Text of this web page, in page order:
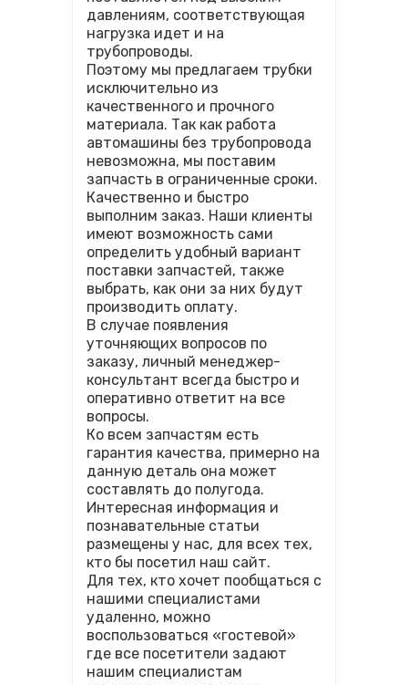
давлениям, соответствующая
нагрузка идет и на
трубопроводы.
Поэтому мы предлагаем трубки
исключительно из
качественного и прочного
материала. Так как работа
автомашины без трубопровода
невозможна, мы поставим
запчасть в ограниченные сроки.
Качественно и быстро
выполним заказ. Наши клиенты
имеют возможность сами
определить удобный вариант
поставки запчастей, также
выбрать, как они за них будут
производить оплату.
В случае появления
уточняющих вопросов по
заказу, личный менеджер-
консультант всегда быстро и
оперативно ответит на все
вопросы.
Ко всем запчастям есть
гарантия качества, примерно на
данную деталь она может
составлять до полугода.
Интересная информация и
познавательные статьи
размещены у нас, для всех тех,
кто бы посетил наш сайт.
Для тех, кто хочет пообщаться с
нашими специалистами
удаленно, можно
воспользоваться «гостевой»
где все посетители задают
нашим специалистам